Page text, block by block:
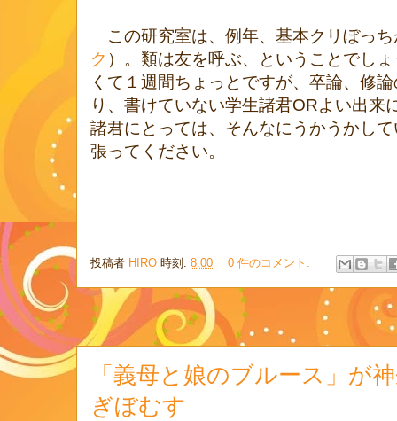
この研究室は、例年、基本クリぼっ
ク ）。類は友を呼ぶ、ということでし
くて１週間ちょっとですが、卒論、修
り、書けていない学生諸君ORよい出来
諸君にとっては、そんなにうかうかし
張ってください。
投稿者 HIRO 時刻: 8:00 0 件のコメント:
「義母と娘のブルース」が
ぎぼむす